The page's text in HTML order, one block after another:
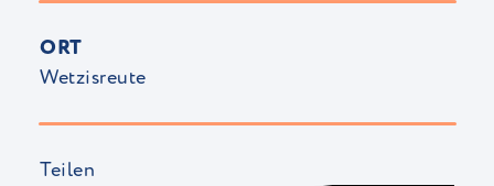
ORT
Wetzisreute
Teilen